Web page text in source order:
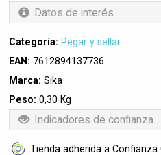
Datos de interés
Categoría: Pegar y sellar
EAN: 7612894137736
Marca: Sika
Peso: 0,30 Kg
Indicadores de confianza
Tienda adherida a Confianza